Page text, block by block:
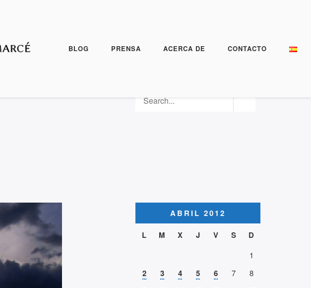
BLOG PRENSA ACERCA DE CONTACTO
ABRIL 2012
L
M X J V S D
1
2 3 4 5 6 7 8